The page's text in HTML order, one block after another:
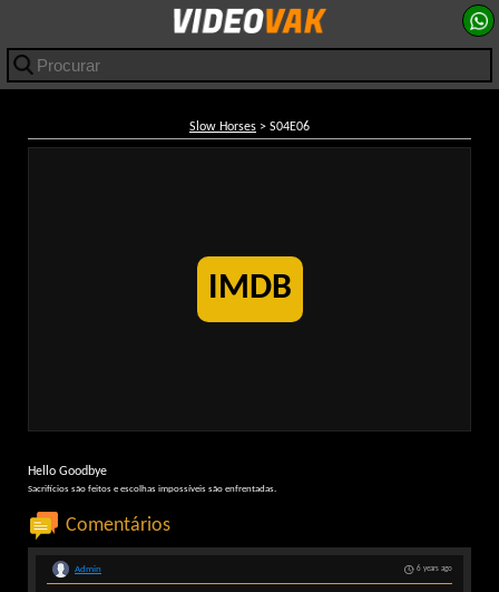
Slow Horses > S04E06
IMDB
Hello Goodbye
Sacrifícios são feitos e escolhas impossíveis são enfrentadas.
Comentários
6 years ago
Admin